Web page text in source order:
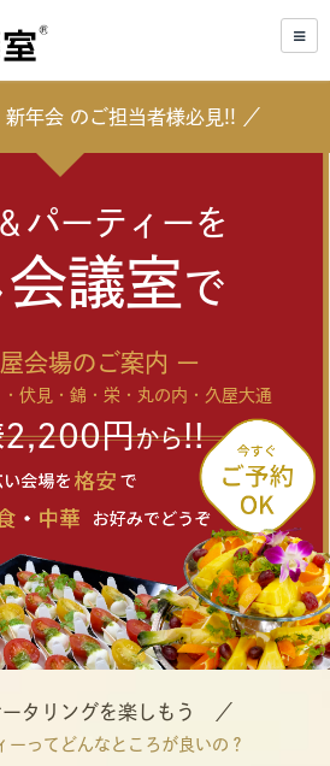
新年会 のご担当者様必見!! ／
パーティーを
議室で
会場のご案内 ー
・伏見・錦・栄・丸の内・久屋大通
2,200円から!!
タリングを楽しもう ／
ーってどんなところが良いの？